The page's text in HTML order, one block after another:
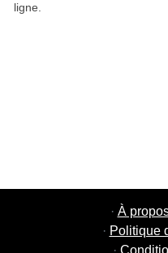
ligne.
· À
· Politique
·